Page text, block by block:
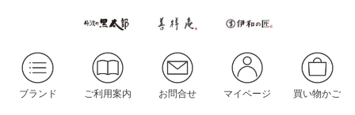
ブランド ご利用案内 お問合せ マイページ 買い物かご